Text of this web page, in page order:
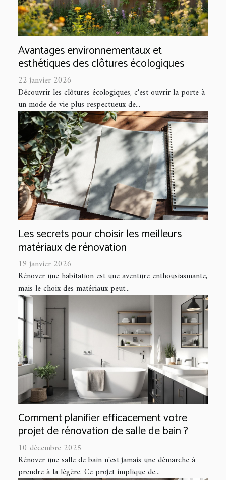
Avantages environnementaux et
esthétiques des clôtures écologiques
22 janvier 2026
Découvrir les clôtures écologiques, c'est ouvrir la porte à
un mode de vie plus respectueux de...
Les secrets pour choisir les meilleurs
matériaux de rénovation
19 janvier 2026
Rénover une habitation est une aventure enthousiasmante,
mais le choix des matériaux peut...
Comment planifier efficacement votre
projet de rénovation de salle de bain ?
10 décembre 2025
Rénover une salle de bain n'est jamais une démarche à
prendre à la légère. Ce projet implique de...